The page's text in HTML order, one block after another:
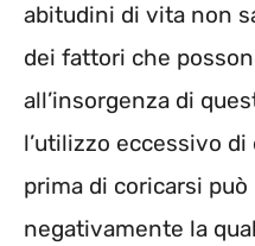
abitudini di vita non
dei fattori che
all’insorgenza di
l’utilizzo eccessivo
prima di coricarsi
negativamente la